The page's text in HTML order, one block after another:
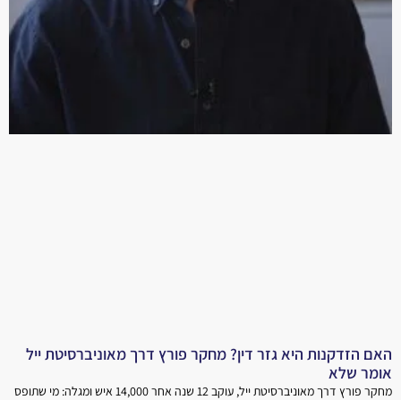
האם הזדקנות היא גזר דין? מחקר פורץ דרך מאוניברסיטת ייל
אומר שלא
מחקר פורץ דרך מאוניברסיטת ייל, עוקב 12 שנה אחר 14,000 איש ומגלה: מי שתופס